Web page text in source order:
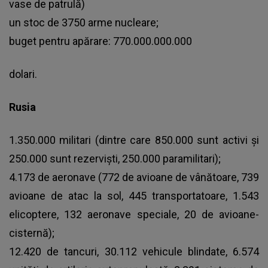
vase de patrulă)
un stoc de 3750 arme nucleare;
buget pentru apărare: 770.000.000.000
dolari.
Rusia
1.350.000 militari (dintre care 850.000 sunt activi şi
250.000 sunt rezervişti, 250.000 paramilitari);
4.173 de aeronave (772 de avioane de vânătoare, 739
avioane de atac la sol, 445 transportatoare, 1.543
elicoptere, 132 aeronave speciale, 20 de avioane-
cisternă);
12.420 de tancuri, 30.112 vehicule blindate, 6.574